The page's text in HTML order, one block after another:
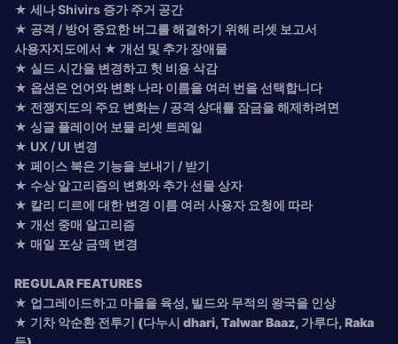
★ 세나 Shivirs 증가 주거 공간
★ 공격 / 방어 중요한 버그를 해결하기 위해 리셋 보고서
사용자지도에서 ★ 개선 및 추가 장애물
★ 실드 시간을 변경하고 헛 비용 삭감
★ 옵션은 언어와 변화 나라 이름을 여러 번을 선택합니다
★ 전쟁지도의 주요 변화는 / 공격 상대를 잠금을 해제하려면
★ 싱글 플레이어 보물 리셋 트레일
★ UX / UI 변경
★ 페이스 북은 기능을 보내기 / 받기
★ 수상 알고리즘의 변화와 추가 선물 상자
★ 칼리 디르에 대한 변경 이름 여러 사용자 요청에 따라
★ 개선 중매 알고리즘
★ 매일 포상 금액 변경
REGULAR FEATURES
★ 업그레이드하고 마을을 육성, 빌드와 무적의 왕국을 인상
★ 기차 악순환 전투기 (다누시 dhari, Talwar Baaz, 가루다, Raka